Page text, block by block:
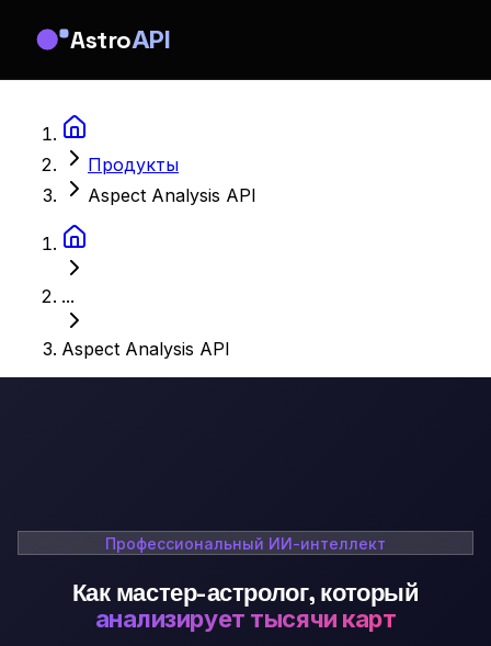
AstroAPI
Продукты
Aspect Analysis API
...
Aspect Analysis API
Профессиональный ИИ-интеллект
Как мастер-астролог, который
анализирует тысячи карт